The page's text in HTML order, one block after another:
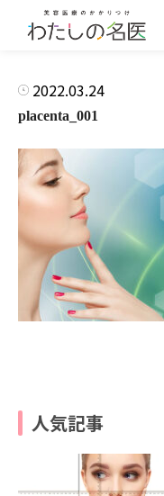
2022.03.24
placenta_001
人気記事